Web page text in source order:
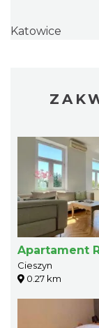
Katowice
Apartament
Cieszyn
0.27 km